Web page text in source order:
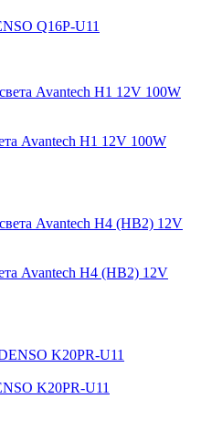
Q16P-U11
Avantech H1 12V 100W
Avantech H4 (HB2) 12V
K20PR-U11